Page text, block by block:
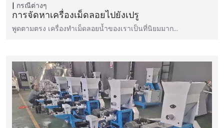
กรณีต่างๆ
การจัดหาเครื่องเม็ดลอยไปยังเปรู
พูดตามตรง เครื่องทำเม็ดลอยน้ำของเราเป็นที่นิยมมาก…